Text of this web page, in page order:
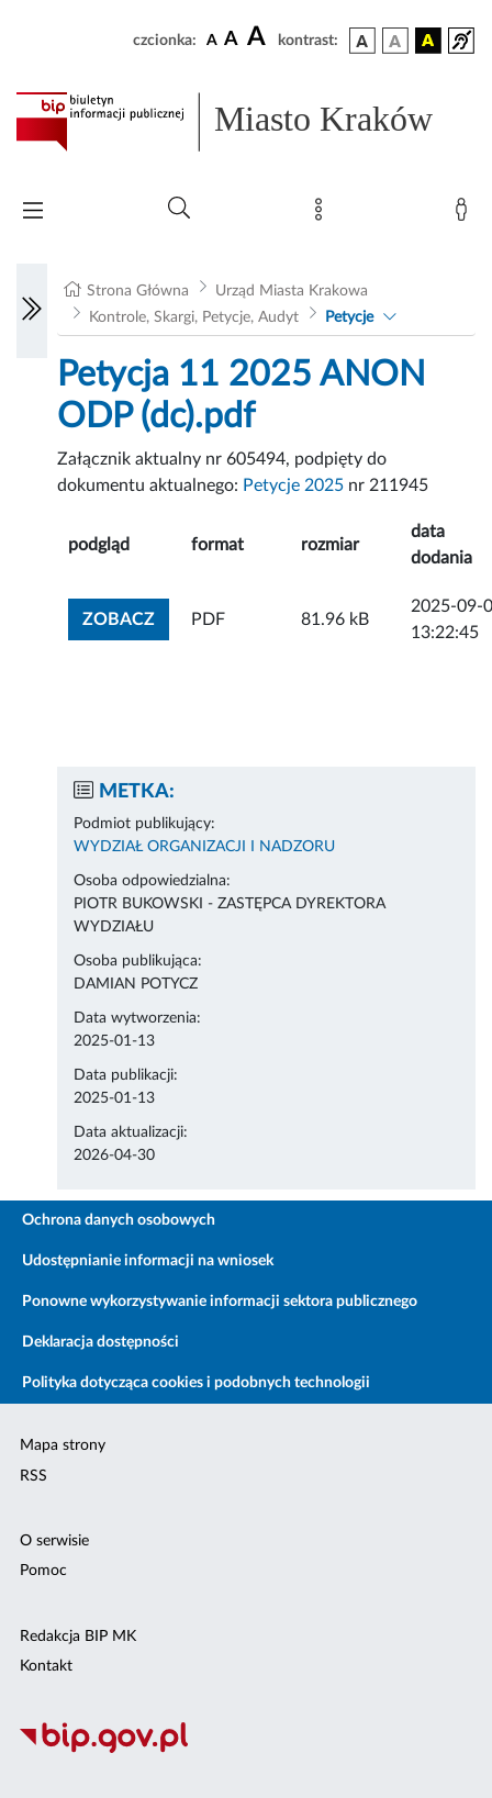
czcionka: A A A kontrast:
Miasto Kraków
Strona Główna
Urząd Miasta Krakowa
Kontrole, Skargi, Petycje, Audyt
Petycje
Petycja 11 2025 ANON
ODP (dc).pdf
Załącznik aktualny nr 605494, podpięty do
dokumentu aktualnego: Petycje 2025 nr 211945
podgląd format rozmiar
data
dodania
ZOBACZZOBACZ ZAŁĄCZNIK
PDF 81.96 kB
2025-09-
13:22:45
METKA:
Podmiot publikujący:
WYDZIAŁ ORGANIZACJI I NADZORU
Osoba odpowiedzialna:
PIOTR BUKOWSKI - ZASTĘPCA DYREKTORA
WYDZIAŁU
Osoba publikująca:
DAMIAN POTYCZ
Data wytworzenia:
2025-01-13
Data publikacji:
2025-01-13
Data aktualizacji:
2026-04-30
Ochrona danych osobowych
Udostępnianie informacji na wniosek
Ponowne wykorzystywanie informacji sektora publicznego
Deklaracja dostępności
Polityka dotycząca cookies i podobnych technologii
Mapa strony
RSS
O serwisie
Pomoc
Redakcja BIP MK
Kontakt